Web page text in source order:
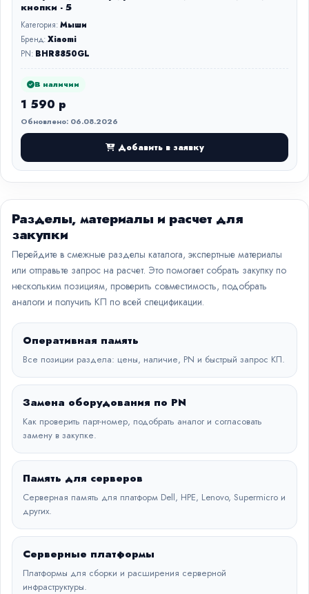
кнопки - 5
Категория:Мыши
Бренд:Xiaomi
PN: BHR8850GL
В наличии
1 590 р
Обновлено: 06.08.2026
Добавить в заявку
Разделы, материалы и расчет для
закупки
Перейдите в смежные разделы каталога, экспертные материалы
или отправьте запрос на расчет. Это помогает собрать закупку по
нескольким позициям, проверить совместимость, подобрать
аналоги и получить КП по всей спецификации.
Оперативная память
Все позиции раздела: цены, наличие, PN и быстрый запрос КП.
Замена оборудования по PN
Как проверить парт-номер, подобрать аналог и согласовать
замену в закупке.
Память для серверов
Серверная память для платформ Dell, HPE, Lenovo, Supermicro и
других.
Серверные платформы
Платформы для сборки и расширения серверной
инфраструктуры.